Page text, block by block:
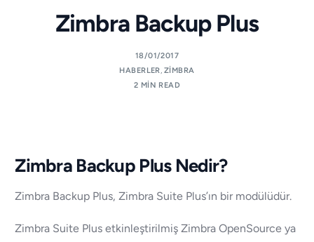
Zimbra Backup Plus
18/01/2017
HABERLER, ZIMBRA
2 MIN READ
Zimbra Backup Plus Nedir?
Zimbra Backup Plus, Zimbra Suite Plus’ın bir modülüdür.
Zimbra Suite Plus etkinleştirilmiş Zimbra OpenSource ya